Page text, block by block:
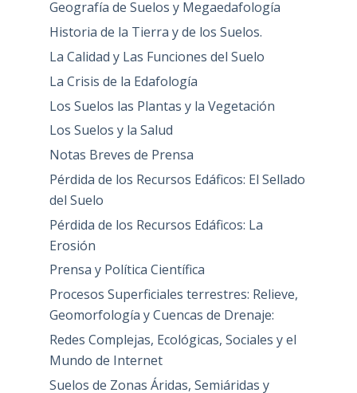
Geografía de Suelos y Megaedafología
Historia de la Tierra y de los Suelos.
La Calidad y Las Funciones del Suelo
La Crisis de la Edafología
Los Suelos las Plantas y la Vegetación
Los Suelos y la Salud
Notas Breves de Prensa
Pérdida de los Recursos Edáficos: El Sellado
del Suelo
Pérdida de los Recursos Edáficos: La
Erosión
Prensa y Política Científica
Procesos Superficiales terrestres: Relieve,
Geomorfología y Cuencas de Drenaje:
Redes Complejas, Ecológicas, Sociales y el
Mundo de Internet
Suelos de Zonas Áridas, Semiáridas y